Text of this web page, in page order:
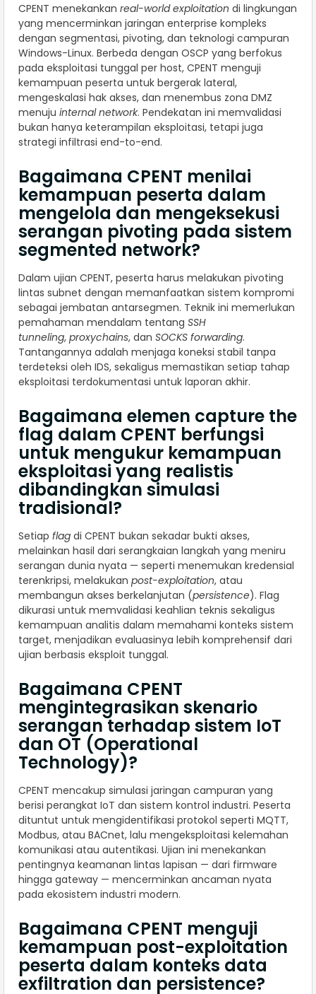
CPENT menekankan real-world exploitation di lingkungan
yang mencerminkan jaringan enterprise kompleks
dengan segmentasi, pivoting, dan teknologi campuran
Windows-Linux. Berbeda dengan OSCP yang berfokus
pada eksploitasi tunggal per host, CPENT menguji
kemampuan peserta untuk bergerak lateral,
mengeskalasi hak akses, dan menembus zona DMZ
menuju internal network. Pendekatan ini memvalidasi
bukan hanya keterampilan eksploitasi, tetapi juga
strategi infiltrasi end-to-end.
Bagaimana CPENT menilai
kemampuan peserta dalam
mengelola dan mengeksekusi
serangan pivoting pada sistem
segmented network?
Dalam ujian CPENT, peserta harus melakukan pivoting
lintas subnet dengan memanfaatkan sistem kompromi
sebagai jembatan antarsegmen. Teknik ini memerlukan
pemahaman mendalam tentang SSH
tunneling, proxychains, dan SOCKS forwarding.
Tantangannya adalah menjaga koneksi stabil tanpa
terdeteksi oleh IDS, sekaligus memastikan setiap tahap
eksploitasi terdokumentasi untuk laporan akhir.
Bagaimana elemen capture the
flag dalam CPENT berfungsi
untuk mengukur kemampuan
eksploitasi yang realistis
dibandingkan simulasi
tradisional?
Setiap flag di CPENT bukan sekadar bukti akses,
melainkan hasil dari serangkaian langkah yang meniru
serangan dunia nyata — seperti menemukan kredensial
terenkripsi, melakukan post-exploitation, atau
membangun akses berkelanjutan (persistence). Flag
dikurasi untuk memvalidasi keahlian teknis sekaligus
kemampuan analitis dalam memahami konteks sistem
target, menjadikan evaluasinya lebih komprehensif dari
ujian berbasis eksploit tunggal.
Bagaimana CPENT
mengintegrasikan skenario
serangan terhadap sistem IoT
dan OT (Operational
Technology)?
CPENT mencakup simulasi jaringan campuran yang
berisi perangkat IoT dan sistem kontrol industri. Peserta
dituntut untuk mengidentifikasi protokol seperti MQTT,
Modbus, atau BACnet, lalu mengeksploitasi kelemahan
komunikasi atau autentikasi. Ujian ini menekankan
pentingnya keamanan lintas lapisan — dari firmware
hingga gateway — mencerminkan ancaman nyata
pada ekosistem industri modern.
Bagaimana CPENT menguji
kemampuan post-exploitation
peserta dalam konteks data
exfiltration dan persistence?